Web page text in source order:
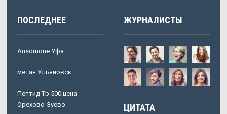
ПОСЛЕДНЕЕ
Ansomone Уфа
метан Ульяновск
Пептид Tb 500 цена
Орехово-Зуево
ЖУРНАЛИСТЫ
ЦИТАТА